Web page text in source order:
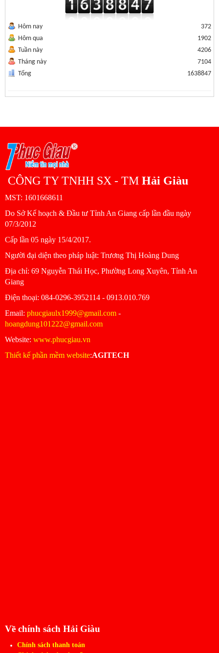
Hôm nay
Hôm qua
Tuần này
Tháng này
Tổng
372
1902
4206
7104
1638847
CÔNG TY TNHH SX - TM Hải Giàu
MST: 1601668611
Do Sở Kế hoạch & Đầu tư Tỉnh An Giang cấp lần đầu ngày
07/3/2012
Cấp lần 05 ngày 15/4/2017.
Người đại diện theo pháp luật: Trương Thị Hoàng Dung
Ðịa chỉ: 69 Nguyễn Thái Học, Phường Long Xuyên, Tỉnh An
Giang
Ðiện thoại: 084-0296-3952114 - 0913.010.769
Email: phucgiaulx1999@gmail.com -
hoangdung101222@gmail.com
Website: www.phucgiau.vn
Thiết kế phần mềm website:AGITECH
Về chính sách Hải Giàu
Chính sách thanh toán